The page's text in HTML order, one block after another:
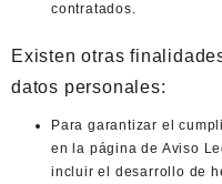
contratados.
Existen otras
datos personales:
Para garantizar el
en la página de Aviso
incluir el desarrollo de